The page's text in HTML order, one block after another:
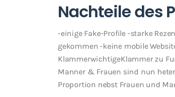
Nachteile des
-einige Fake-Profile -starke
gekommen -keine mobile
KlammerwichtigeKlammer zu
Manner & Frauen sind nun
Proportion nebst Frauen und